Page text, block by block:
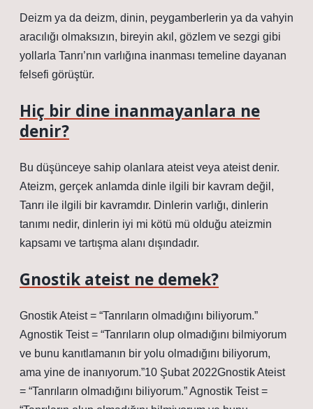
Deizm ya da deizm, dinin, peygamberlerin ya da vahyin
aracılığı olmaksızın, bireyin akıl, gözlem ve sezgi gibi
yollarla Tanrı’nın varlığına inanması temeline dayanan
felsefi görüştür.
Hiç bir dine inanmayanlara ne
denir?
Bu düşünceye sahip olanlara ateist veya ateist denir.
Ateizm, gerçek anlamda dinle ilgili bir kavram değil,
Tanrı ile ilgili bir kavramdır. Dinlerin varlığı, dinlerin
tanımı nedir, dinlerin iyi mi kötü mü olduğu ateizmin
kapsamı ve tartışma alanı dışındadır.
Gnostik ateist ne demek?
Gnostik Ateist = “Tanrıların olmadığını biliyorum.”
Agnostik Teist = “Tanrıların olup olmadığını bilmiyorum
ve bunu kanıtlamanın bir yolu olmadığını biliyorum,
ama yine de inanıyorum.”10 Şubat 2022Gnostik Ateist
= “Tanrıların olmadığını biliyorum.” Agnostik Teist =